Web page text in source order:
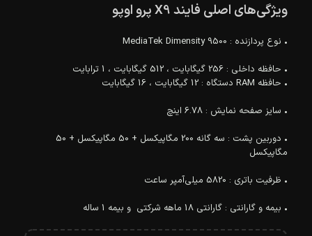
ویژگی‌های اصلی فایند X9 پرو اوپو
• نوع پردازنده : MediaTek Dimensity 9500
• حافظه داخلی : 256 گیگابایت ، 512 گیگابایت ، 1 ترابایت
• حافظه RAM دستگاه : 12 گیگابایت ، 16 گیگابایت
• سایز صفحه نمایش : 6.78 اینچ
• دوربین پشت : سه گانه 200 مگاپیکسل + 50 مگاپیکسل + 50
مگاپیکسل
• ظرفیت باتری : 5820 میلی‌آمپر ساعت
• بیمه و گارانتی : گارانتی 18 ماهه شرکتی و بیمه 1 ساله